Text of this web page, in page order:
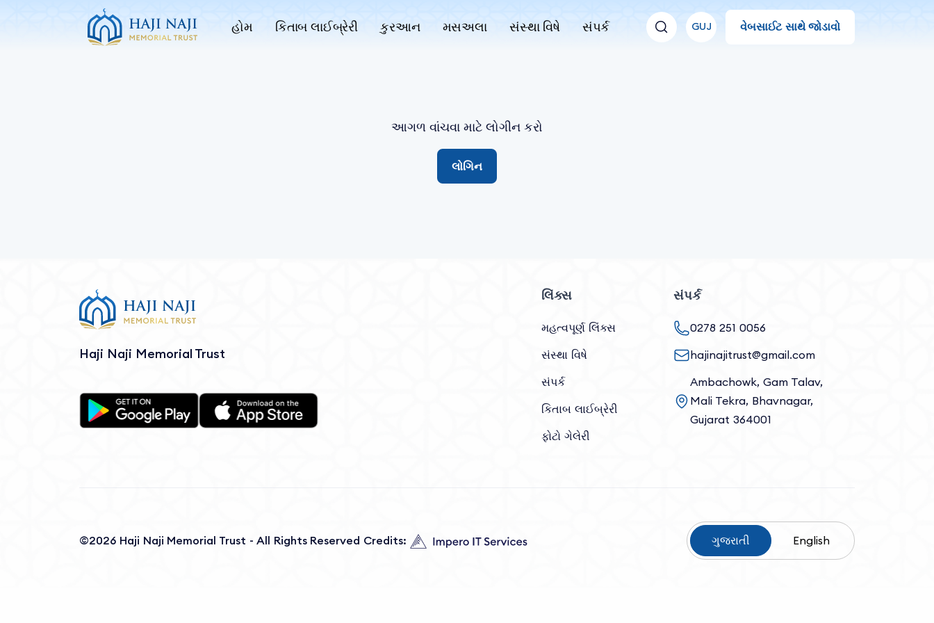
હોમ કિતાબ લાઈબ્રેરી કુરઆન મસઅલા સંસ્થા વિષે સંપર્ક GUJ વેબસાઈટ સાથે જોડાવો
આગળ વાંચવા માટે લોગીન કરો
લોગિન
Haji Naji Memorial Trust
લિંક્સ
મહત્વપૂર્ણ લિંક્સ
સંસ્થા વિષે
સંપર્ક
કિતાબ લાઈબ્રેરી
ફોટો ગેલેરી
સંપર્ક
0278 251 0056
hajinajitrust@gmail.com
Ambachowk, Gam Talav,
Mali Tekra, Bhavnagar,
Gujarat 364001
©2026 Haji Naji Memorial Trust - All Rights Reserved Credits: ગુજરાતી English